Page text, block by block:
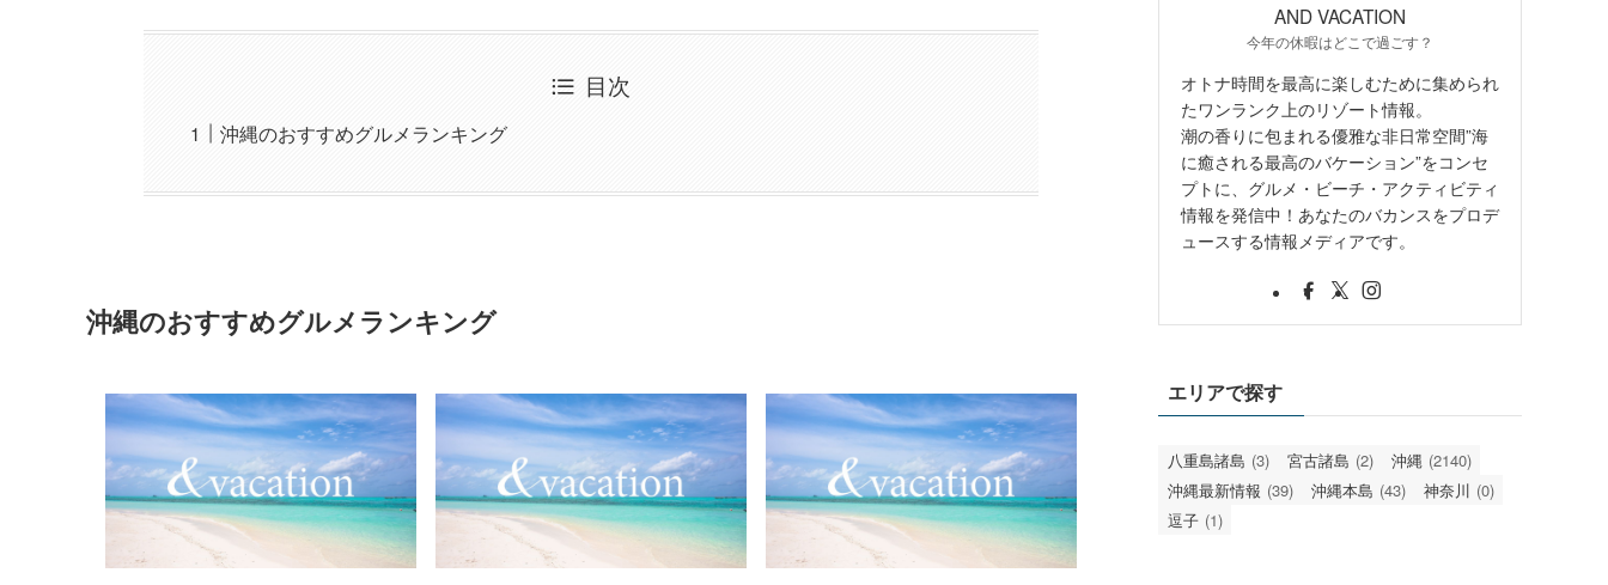
目次
沖縄のおすすめグルメランキング
沖縄のおすすめグルメランキング
AND VACATION
今年の休暇はどこで過ごす？
オトナ時間を最高に楽しむために集められ
たワンランク上のリゾート情報。
潮の香りに包まれる優雅な非日常空間”海
に癒される最高のバケーション”をコンセ
プトに、グルメ・ビーチ・アクティビティ
情報を発信中！あなたのバカンスをプロデ
ュースする情報メディアです。
エリアで探す
八重島諸島 (3) 宮古諸島 (2) 沖縄 (2140)
沖縄最新情報 (39) 沖縄本島 (43) 神奈川 (0)
逗子 (1)